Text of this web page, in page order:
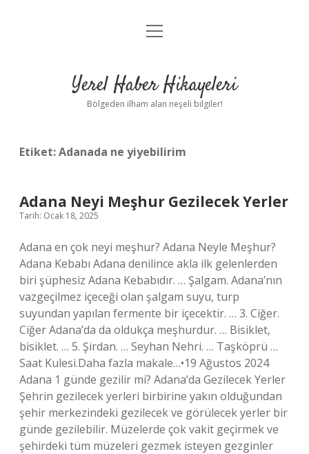
Anasayfa
Yasal Uyarı
menüyü
Yerel Haber Hikayeleri
Bölgeden ilham alan neşeli bilgiler!
Etiket:Adanada ne yiyebilirim
Adana Neyi Meşhur Gezilecek Yerler
Tarih: Ocak 18, 2025
Adana en çok neyi meşhur? Adana Neyle Meşhur?
Adana Kebabı Adana denilince akla ilk gelenlerden
biri şüphesiz Adana Kebabıdır. … Şalgam. Adana’nın
vazgeçilmez içeceği olan şalgam suyu, turp
suyundan yapılan fermente bir içecektir. … 3. Ciğer.
Ciğer Adana’da da oldukça meşhurdur. … Bisiklet,
bisiklet. … 5. Şirdan. … Seyhan Nehri. … Taşköprü …
Saat Kulesi.Daha fazla makale…•19 Ağustos 2024
Adana 1 günde gezilir mi? Adana’da Gezilecek Yerler
Şehrin gezilecek yerleri birbirine yakın olduğundan
şehir merkezindeki gezilecek ve görülecek yerler bir
günde gezilebilir. Müzelerde çok vakit geçirmek ve
şehirdeki tüm müzeleri gezmek isteyen gezginler